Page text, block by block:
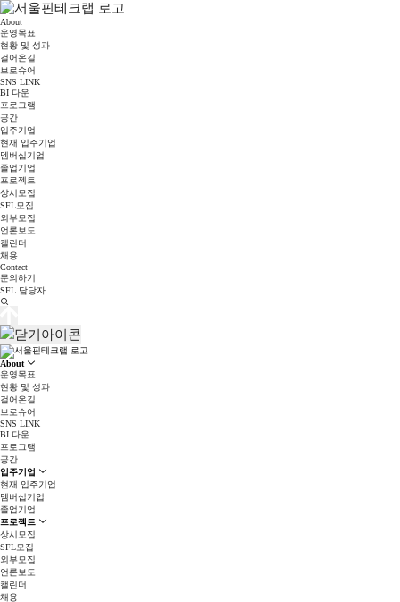
About
운영목표
현황 및 성과
걸어온길
브로슈어
SNS LINK
BI 다운
프로그램
공간
입주기업
현재 입주기업
멤버십기업
졸업기업
프로젝트
상시모집
SFL모집
외부모집
언론보도
캘린더
채용
Contact
문의하기
SFL 담당자
About
운영목표
현황 및 성과
걸어온길
브로슈어
SNS LINK
BI 다운
프로그램
공간
입주기업
현재 입주기업
멤버십기업
졸업기업
프로젝트
상시모집
SFL모집
외부모집
언론보도
캘린더
채용